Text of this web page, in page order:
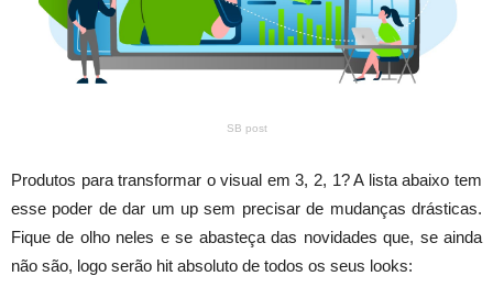
SB post
Produtos para transformar o visual em 3, 2, 1? A lista abaixo tem
esse poder de dar um up sem precisar de mudanças drásticas.
Fique de olho neles e se abasteça das novidades que, se ainda
não são, logo serão hit absoluto de todos os seus looks: